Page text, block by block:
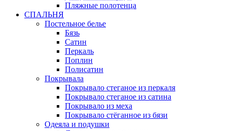
Пляжные полотенца
СПАЛЬНЯ
Постельное белье
Бязь
Сатин
Перкаль
Поплин
Полисатин
Покрывала
Покрывало стеганое из перкаля
Покрывало стеганое из сатина
Покрывало из меха
Покрывало стёганное из бязи
Одеяла и подушки